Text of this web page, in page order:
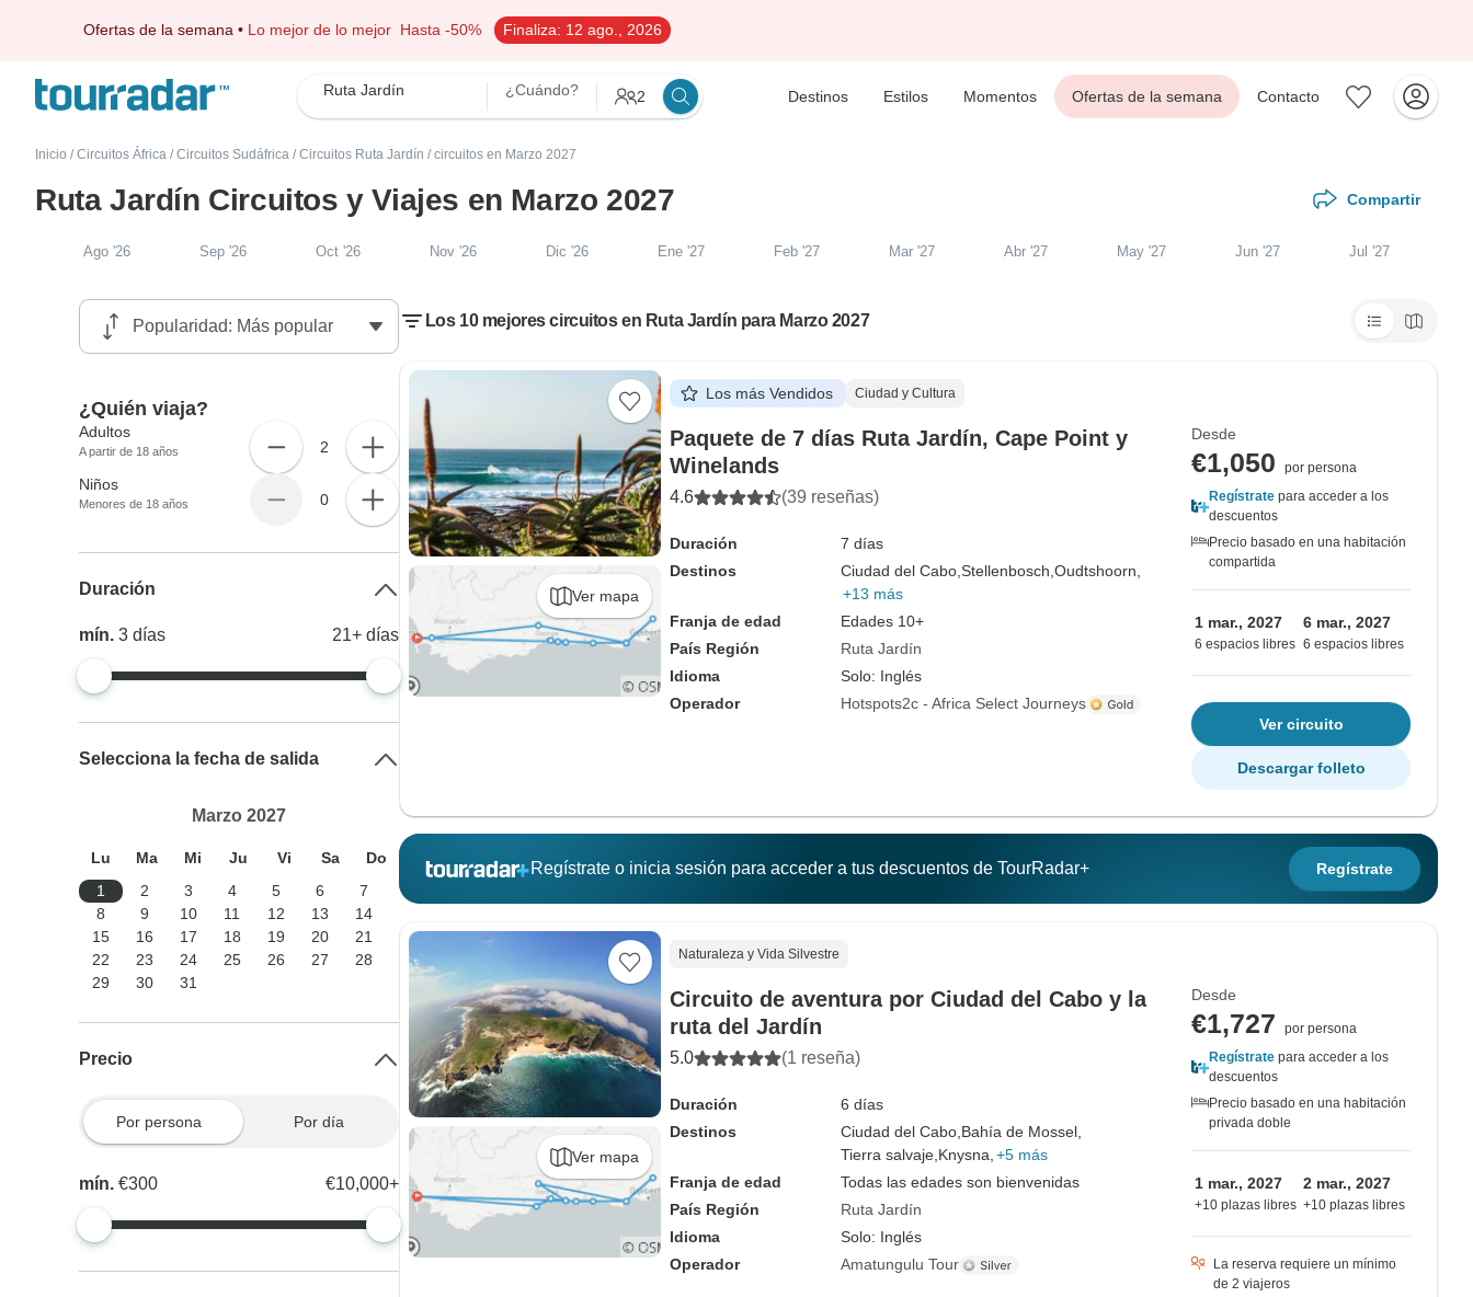
Ofertas de la semana • Lo mejor de lo mejor Hasta -50% Finaliza: 12 ago., 2026
Ruta Jardín ¿Cuándo? 2 Destinos Estilos Momentos Ofertas de la semana Contacto
Inicio / Circuitos África / Circuitos Sudáfrica / Circuitos Ruta Jardín / circuitos en Marzo 2027
Ruta Jardín Circuitos y Viajes en Marzo 2027 Compartir
Ago '26 Sep '26 Oct '26 Nov '26 Dic '26 Ene '27 Feb '27 Mar '27 Abr '27 May '27 Jun '27 Jul '27
Los 10 mejores circuitos en Ruta Jardín para Marzo 2027
Ver mapa
Los más Vendidos Ciudad y Cultura
Paquete de 7 días Ruta Jardín, Cape Point y
Winelands
4.6 (39 reseñas)
Duración
7 días
Destinos
Ciudad del Cabo, Stellenbosch, Oudtshoorn,
+13 más
Franja de edad
Edades 10+
País Región
Ruta Jardín
Idioma
Solo: Inglés
Operador
Hotspots2c - Africa Select Journeys
Desde
€1,050
por persona
Regístrate para acceder a los
descuentos
Precio basado en una habitación
compartida
1 mar., 2027
6 espacios libres
6 mar., 2027
6 espacios libres
Ver circuito
Descargar folleto
Regístrate o inicia sesión para acceder a tus descuentos de TourRadar+ Regístrate
Ver mapa
Naturaleza y Vida Silvestre
Circuito de aventura por Ciudad del Cabo y la
ruta del Jardín
5.0 (1 reseña)
Duración
6 días
Destinos
Ciudad del Cabo, Bahía de Mossel,
Tierra salvaje, Knysna, +5 más
Franja de edad
Todas las edades son bienvenidas
País Región
Ruta Jardín
Idioma
Solo: Inglés
Operador
Amatungulu Tour
Desde
€1,727
por persona
Regístrate para acceder a los
descuentos
Precio basado en una habitación
privada doble
1 mar., 2027
+10 plazas libres
2 mar., 2027
+10 plazas libres
La reserva requiere un mínimo
de 2 viajeros
¿Quién viaja?
Adultos
A partir de 18 años 2
Niños
Menores de 18 años 0
Duración
mín.3días 21+ días
Selecciona la fecha de salida
Marzo 2027
Lu Ma Mi Ju Vi Sa
Do
1
2 3 4 5 6
7
8
9 10 11 12 13
14
15
16 17 18 19 20
21
22
23 24 25 26 27
28
29
30 31
Precio
Por persona Por día
mín.€300 €10,000+